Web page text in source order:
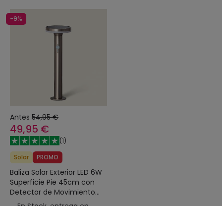
-9%
Antes 54,95 €
49,95 €
(1)
Solar
PROMO
Baliza Solar Exterior LED 6W
Superficie Pie 45cm con
Detector de Movimiento
Helios Inox